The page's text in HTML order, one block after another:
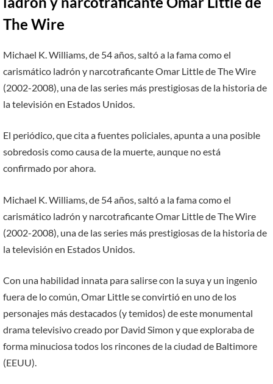
The Wire
Michael K. Williams, de 54 años, saltó a la fama como el
carismático ladrón y narcotraficante Omar Little de The Wire
(2002-2008), una de las series más prestigiosas de la historia de
la televisión en Estados Unidos.
El periódico, que cita a fuentes policiales, apunta a una posible
sobredosis como causa de la muerte, aunque no está
confirmado por ahora.
Michael K. Williams, de 54 años, saltó a la fama como el
carismático ladrón y narcotraficante Omar Little de The Wire
(2002-2008), una de las series más prestigiosas de la historia de
la televisión en Estados Unidos.
Con una habilidad innata para salirse con la suya y un ingenio
fuera de lo común, Omar Little se convirtió en uno de los
personajes más destacados (y temidos) de este monumental
drama televisivo creado por David Simon y que exploraba de
forma minuciosa todos los rincones de la ciudad de Baltimore
(EEUU).